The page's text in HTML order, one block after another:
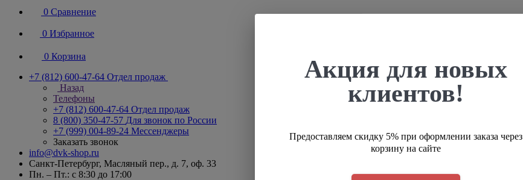
0 Сравнение
0 Избранное
0 Корзина
+7 (812) 600-47-64 Отдел продаж
Назад
Телефоны
+7 (812) 600-47-64 Отдел продаж
8 (800) 350-47-57 Для звонок по России
+7 (999) 004-89-24 Мессенджеры
Заказать звонок
info@dvk-shop.ru
Санкт-Петербург, Масляный пер., д. 7, оф. 33
Пн. – Пт.: с 8:30 до 17:00
Акция для новых
клиентов!
Предоставляем скидку 5% при оформлении заказа через
корзину на сайте